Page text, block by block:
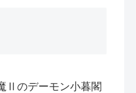
Ⅱのデーモン小暮閣